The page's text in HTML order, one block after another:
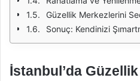
Güzellik Merkezlerini
Sonuç: Kendinizi
İstanbul’da